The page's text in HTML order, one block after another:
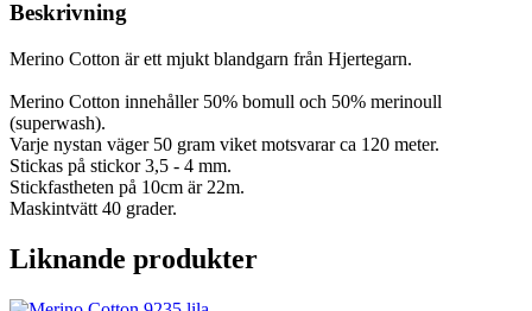
Beskrivning
Merino Cotton är ett mjukt blandgarn från Hjertegarn.
Merino Cotton innehåller 50% bomull och 50% merinoull
(superwash).
Varje nystan väger 50 gram viket motsvarar ca 120 meter.
Stickas på stickor 3,5 - 4 mm.
Stickfastheten på 10cm är 22m.
Maskintvätt 40 grader.
Liknande produkter